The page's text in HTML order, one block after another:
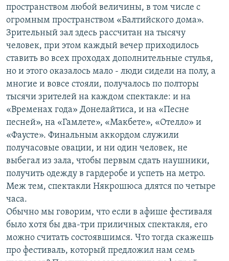
пространством любой величины, в том числе с
огромным пространством «Балтийского дома».
Зрительный зал здесь рассчитан на тысячу
человек, при этом каждый вечер приходилось
ставить во всех проходах дополнительные стулья,
но и этого оказалось мало - люди сидели на полу, а
многие и вовсе стояли, получалось по полторы
тысячи зрителей на каждом спектакле: и на
«Временах года» Донелайтиса, и на «Песне
песней», на «Гамлете», «Макбете», «Отелло» и
«Фаусте». Финальным аккордом служили
получасовые овации, и ни один человек, не
выбегал из зала, чтобы первым сдать наушники,
получить одежду в гардеробе и успеть на метро.
Меж тем, спектакли Някрошюса длятся по четыре
часа.
Обычно мы говорим, что если в афише фестиваля
было хотя бы два-три приличных спектакля, его
можно считать состоявшимся. Что тогда скажешь
про фестиваль, который предложил нам семь